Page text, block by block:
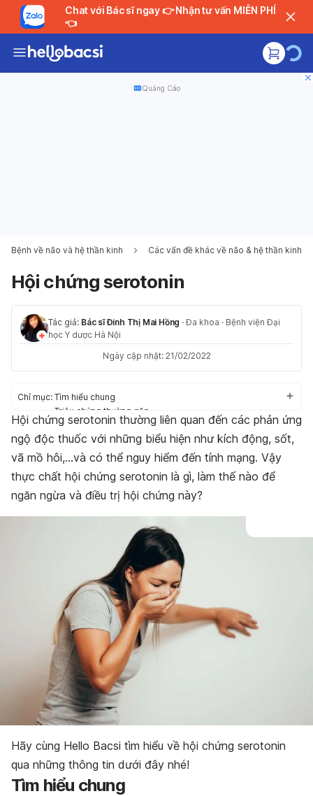
Chat với Bác sĩ ngay 👉 Nhận tư vấn MIỄN PHÍ
👈
Quảng Cáo
Bệnh về não và hệ thần kinh Các vấn đề khác về não & hệ thần kinh
Hội chứng serotonin
Tác giả: Bác sĩ Đinh Thị Mai Hồng ·Đa khoa · Bệnh viện Đại
học Y dược Hà Nội
Ngày cập nhật: 21/02/2022
Chỉ mục: Tìm hiểu chung
Triệu chứng thường gặp
Nguyên nhân gây bệnh
Nguy cơ mắc phải
Điều trị hiệu quả
Chế độ sinh hoạt hợp lý
Hội chứng serotonin thường liên quan đến các phản ứng
ngộ độc thuốc với những biểu hiện như kích động, sốt,
vã mồ hôi,…và có thể nguy hiểm đến tính mạng. Vậy
thực chất hội chứng serotonin là gì, làm thế nào để
ngăn ngừa và điều trị hội chứng này?
Hãy cùng Hello Bacsi tìm hiểu về hội chứng serotonin
qua những thông tin dưới đây nhé!
Tìm hiểu chung